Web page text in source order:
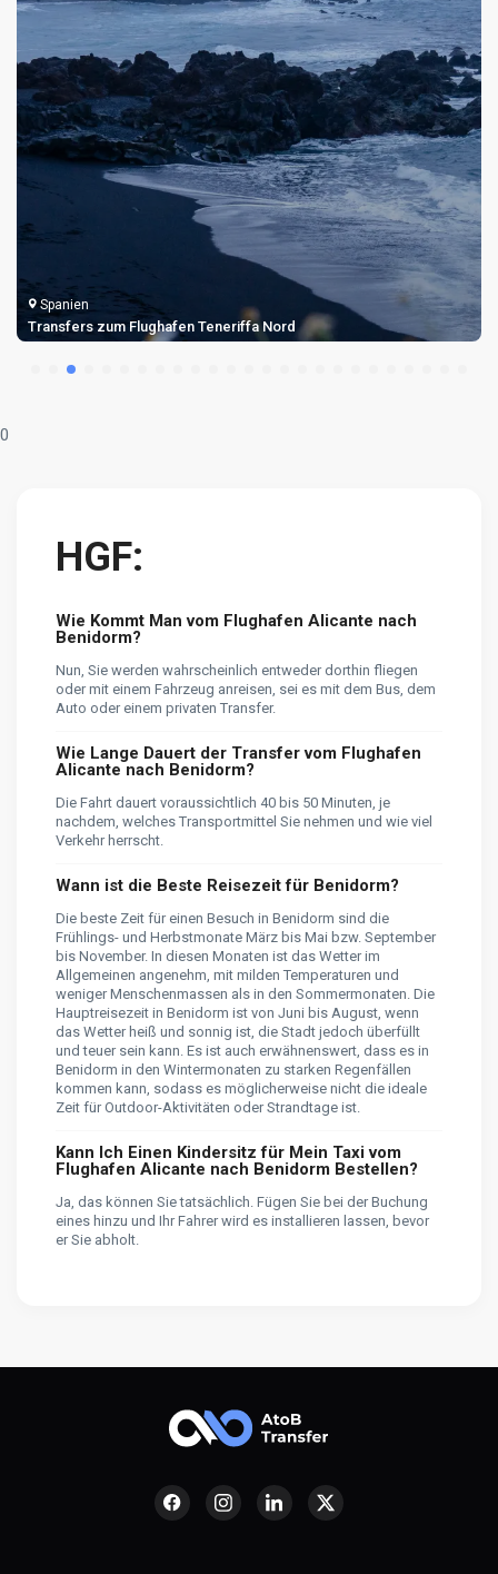
Spanien
Transfers zum Flughafen Teneriffa Nord
0
HGF:
Wie Kommt Man vom Flughafen Alicante nach
Benidorm?
Nun, Sie werden wahrscheinlich entweder dorthin fliegen
oder mit einem Fahrzeug anreisen, sei es mit dem Bus, dem
Auto oder einem privaten Transfer.
Wie Lange Dauert der Transfer vom Flughafen
Alicante nach Benidorm?
Die Fahrt dauert voraussichtlich 40 bis 50 Minuten, je
nachdem, welches Transportmittel Sie nehmen und wie viel
Verkehr herrscht.
Wann ist die Beste Reisezeit für Benidorm?
Die beste Zeit für einen Besuch in Benidorm sind die
Frühlings- und Herbstmonate März bis Mai bzw. September
bis November. In diesen Monaten ist das Wetter im
Allgemeinen angenehm, mit milden Temperaturen und
weniger Menschenmassen als in den Sommermonaten. Die
Hauptreisezeit in Benidorm ist von Juni bis August, wenn
das Wetter heiß und sonnig ist, die Stadt jedoch überfüllt
und teuer sein kann. Es ist auch erwähnenswert, dass es in
Benidorm in den Wintermonaten zu starken Regenfällen
kommen kann, sodass es möglicherweise nicht die ideale
Zeit für Outdoor-Aktivitäten oder Strandtage ist.
Kann Ich Einen Kindersitz für Mein Taxi vom
Flughafen Alicante nach Benidorm Bestellen?
Ja, das können Sie tatsächlich. Fügen Sie bei der Buchung
eines hinzu und Ihr Fahrer wird es installieren lassen, bevor
er Sie abholt.